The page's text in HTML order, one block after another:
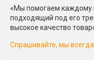
«Мы помогаем каждому
подходящий под его
высокое качество
Спрашивайте, мы